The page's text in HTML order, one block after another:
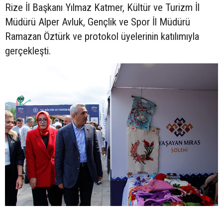
Rize İl Başkanı Yılmaz Katmer, Kültür ve Turizm İl
Müdürü Alper Avluk, Gençlik ve Spor İl Müdürü
Ramazan Öztürk ve protokol üyelerinin katılımıyla
gerçekleşti.